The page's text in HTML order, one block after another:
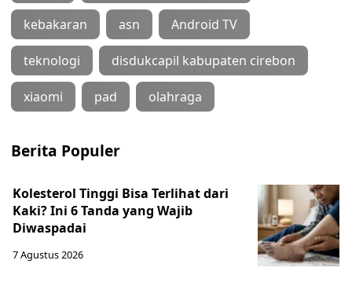
kebakaran asn Android TV
teknologi disdukcapil kabupaten cirebon
xiaomi pad olahraga
Berita Populer
Kolesterol Tinggi Bisa Terlihat dari
Kaki? Ini 6 Tanda yang Wajib
Diwaspadai
7 Agustus 2026